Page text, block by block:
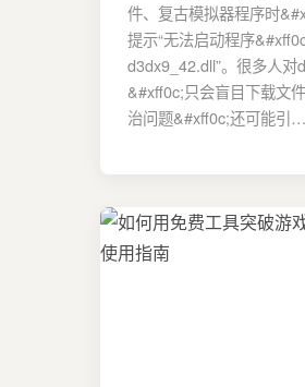
件、复古模拟器程序时
提示“无法启动程序
d3dx9_42.dll”。很多人
&#xff0c;只会盲目下载文
治问题&#xff0c;还可能引…